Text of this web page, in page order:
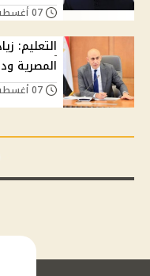
التعليم:
المصرية ودراسة 7 مواد